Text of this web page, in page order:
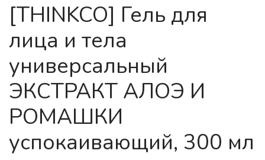
[THINKCO] Гель для
лица и тела
универсальный
ЭКСТРАКТ АЛОЭ И
РОМАШКИ
успокаивающий, 300 мл